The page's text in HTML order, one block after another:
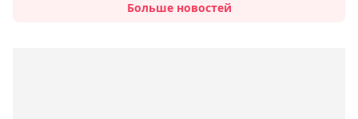
Больше новостей